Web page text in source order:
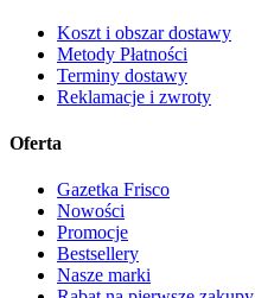
Koszt i obszar dostawy
Metody Płatności
Terminy dostawy
Reklamacje i zwroty
Oferta
Gazetka Frisco
Nowości
Promocje
Bestsellery
Nasze marki